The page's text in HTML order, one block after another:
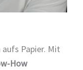
Papier. Mit
How